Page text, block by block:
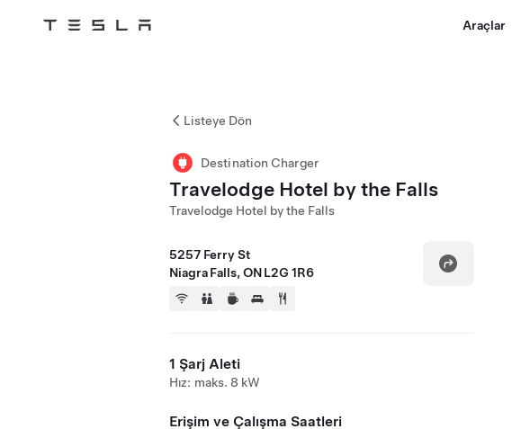
Tesla Araçlar
Listeye Dön
Destination Charger
Travelodge Hotel by the Falls
Travelodge Hotel by the Falls
5257 Ferry St
Niagra Falls, ON L2G 1R6
1 Şarj Aleti
Hız: maks. 8 kW
Erişim ve Çalışma Saatleri